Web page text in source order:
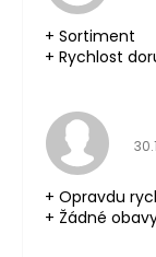
+ Sortiment
+ Rychlost
+ Opravdu
+ Žádné